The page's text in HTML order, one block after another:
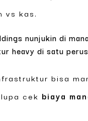
vs kas.
nunjukin di
heavy di satu
bisa
cek biaya